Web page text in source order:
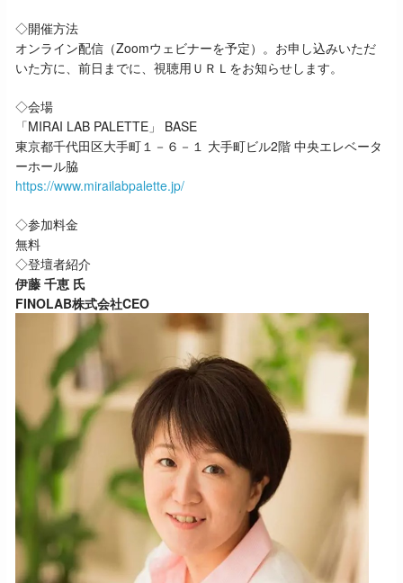
◇開催方法
オンライン配信（Zoomウェビナーを予定）。お申し込みいただ
いた方に、前日までに、視聴用ＵＲＬをお知らせします。
◇会場
「MIRAI LAB PALETTE」 BASE
東京都千代田区大手町１－６－１ 大手町ビル2階 中央エレベータ
ーホール脇
https://www.mirailabpalette.jp/
◇参加料金
無料
◇登壇者紹介
伊藤 千恵 氏
FINOLAB株式会社CEO